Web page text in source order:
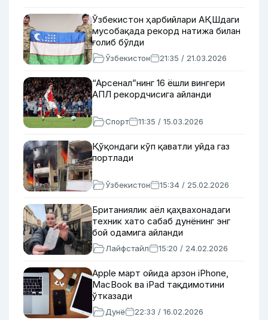
Ўзбекистон ҳарбийлари АҚШдаги
мусобақада рекорд натижа билан
ғолиб бўлди
Ўзбекистон 21:35 / 21.03.2026
“Арсенал”нинг 16 ёшли вингери
АПЛ рекордчисига айланди
Спорт 11:35 / 15.03.2026
Қўқондаги кўп қаватли уйда газ
портлади
Ўзбекистон 15:34 / 25.02.2026
Британиялик аёл қаҳвахонадаги
техник хато сабаб дунёнинг энг
бой одамига айланди
Лайфстайл 15:20 / 24.02.2026
Apple март ойида арзон iPhone,
MacBook ва iPad тақдимотини
ўтказади
Дунё 22:33 / 16.02.2026